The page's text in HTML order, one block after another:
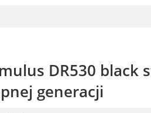
DR530 black
generacji